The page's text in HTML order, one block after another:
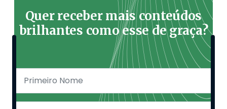
Quer receber mais conteúdos
brilhantes como esse de graça?